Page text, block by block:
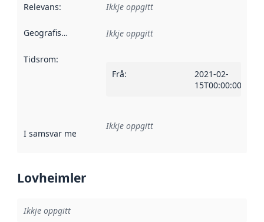
Relevans: Ikkje oppgitt
Geografisk område Ikkje oppgitt
Tidsrom:
Frå:
2021-02-
15T00:00:00Z
I samsvar med Referanse til ei implementeringsregel eller
Ikkje oppgitt
Lovheimler
Ikkje oppgitt